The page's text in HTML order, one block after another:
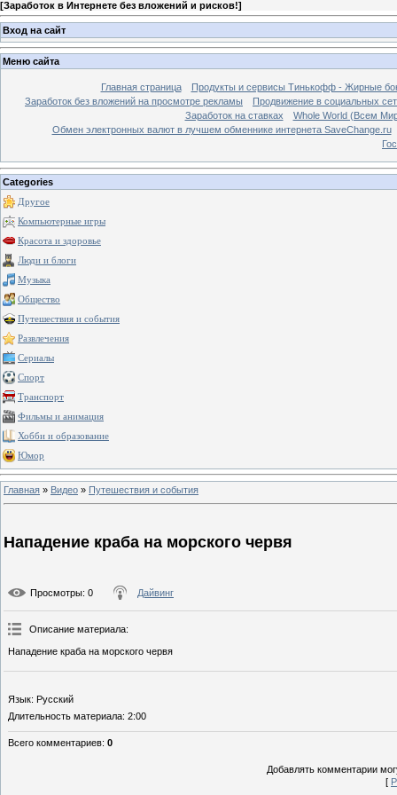
[Заработок в Интернете без вложений и рисков!]
Вход на сайт
Меню сайта
Главная страница
Продукты и сервисы Тинькофф - Жирные
Заработок без вложений на просмотре рекламы
Продвижение в социальных
Заработок на ставках
Whole World (Всем
Обмен электронных валют в лучшем обменнике интернета SaveChange.ru
Categories
Другое
Компьютерные игры
Красота и здоровье
Люди и блоги
Музыка
Общество
Путешествия и события
Развлечения
Сериалы
Спорт
Транспорт
Фильмы и анимация
Хобби и образование
Юмор
Главная » Видео » Путешествия и события
Нападение краба на морского червя
Просмотры: 0 Дайвинг
Описание материала:
Нападение краба на морского червя
Язык: Русский
Длительность материала: 2:00
Всего комментариев: 0
Добавлять комментарии
[